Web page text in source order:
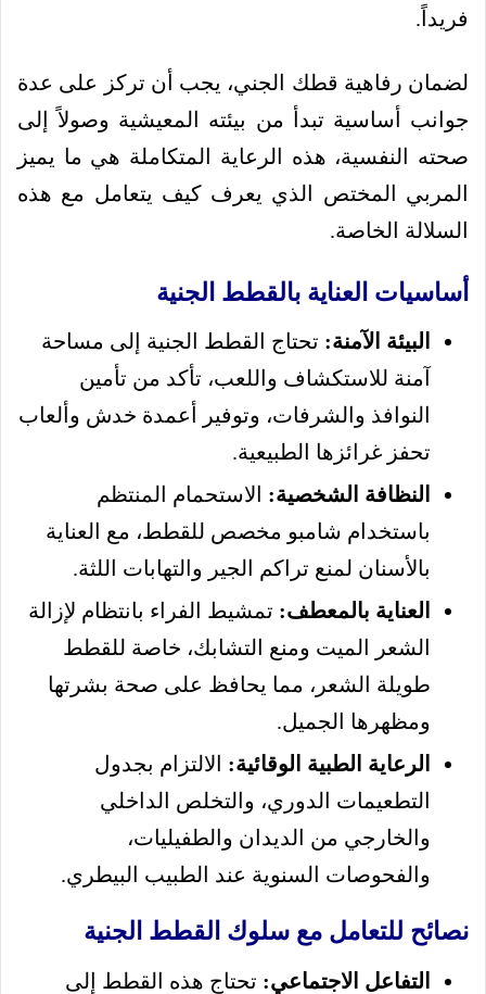
فريداً.
لضمان رفاهية قطك الجني، يجب أن تركز على عدة
جوانب أساسية تبدأ من بيئته المعيشية وصولاً إلى
صحته النفسية، هذه الرعاية المتكاملة هي ما يميز
المربي المختص الذي يعرف كيف يتعامل مع هذه
السلالة الخاصة.
أساسيات العناية بالقطط الجنية
البيئة الآمنة: تحتاج القطط الجنية إلى مساحة
آمنة للاستكشاف واللعب، تأكد من تأمين
النوافذ والشرفات، وتوفير أعمدة خدش وألعاب
تحفز غرائزها الطبيعية.
النظافة الشخصية: الاستحمام المنتظم
باستخدام شامبو مخصص للقطط، مع العناية
بالأسنان لمنع تراكم الجير والتهابات اللثة.
العناية بالمعطف: تمشيط الفراء بانتظام لإزالة
الشعر الميت ومنع التشابك، خاصة للقطط
طويلة الشعر، مما يحافظ على صحة بشرتها
ومظهرها الجميل.
الرعاية الطبية الوقائية: الالتزام بجدول
التطعيمات الدوري، والتخلص الداخلي
والخارجي من الديدان والطفيليات،
والفحوصات السنوية عند الطبيب البيطري.
نصائح للتعامل مع سلوك القطط الجنية
التفاعل الاجتماعي: تحتاج هذه القطط إلى